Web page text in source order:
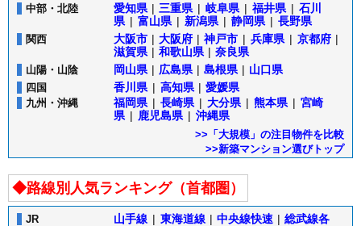
中部・北陸 愛知県 | 三重県 | 岐阜県 | 福井県 | 石川
県 | 富山県 | 新潟県 | 静岡県 | 長野県
関西 大阪市 | 大阪府 | 神戸市 | 兵庫県 | 京都府 |
滋賀県 | 和歌山県 | 奈良県
山陽・山陰 岡山県 | 広島県 | 島根県 | 山口県
四国 香川県 | 高知県 | 愛媛県
九州・沖縄 福岡県 | 長崎県 | 大分県 | 熊本県 | 宮崎
県 | 鹿児島県 | 沖縄県
>>「大規模」の注目物件を比較
>>新築マンション選びトップ
◆路線別人気ランキング（首都圏）
JR 山手線 | 東海道線 | 中央線快速 | 総武線各